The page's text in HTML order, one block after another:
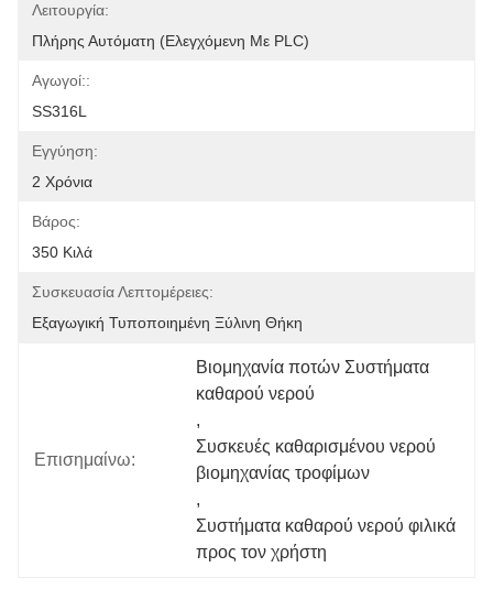
Λειτουργία:
Πλήρης Αυτόματη (ελεγχόμενη Με PLC)
Αγωγοί::
SS316L
Εγγύηση:
2 Χρόνια
Βάρος:
350 Κιλά
Συσκευασία Λεπτομέρειες:
Εξαγωγική Τυποποιημένη Ξύλινη Θήκη
Επισημαίνω:
Βιομηχανία ποτών Συστήματα
καθαρού νερού
,
Συσκευές καθαρισμένου νερού
βιομηχανίας τροφίμων
,
Συστήματα καθαρού νερού φιλικά
προς τον χρήστη